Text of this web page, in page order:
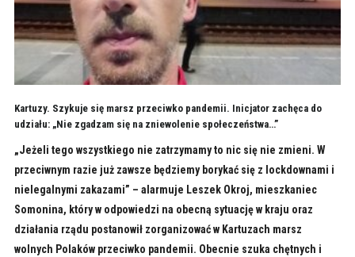
Kartuzy. Szykuje się marsz przeciwko pandemii. Inicjator zachęca do
udziału: „Nie zgadzam się na zniewolenie społeczeństwa…”
„Jeżeli tego wszystkiego nie zatrzymamy to nic się nie zmieni. W
przeciwnym razie już zawsze będziemy borykać się z lockdownami i
nielegalnymi zakazami” – alarmuje Leszek Okroj, mieszkaniec
Somonina, który w odpowiedzi na obecną sytuację w kraju oraz
działania rządu postanowił zorganizować w Kartuzach marsz
wolnych Polaków przeciwko pandemii. Obecnie szuka chętnych i